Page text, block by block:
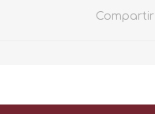
Compartir